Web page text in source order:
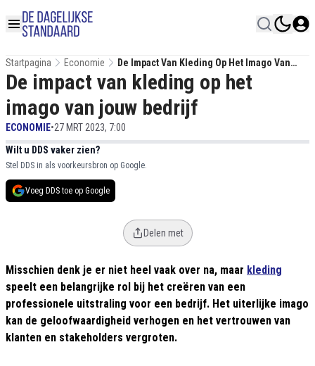
Startpagina Economie
De Impact Van Kleding Op Het Imago Van
Jouw Bedrijf
De impact van kleding op het
imago van jouw bedrijf
ECONOMIE•27 MRT 2023, 7:00
Wilt u DDS vaker zien?
Stel DDS in als voorkeursbron op Google.
Voeg DDS toe op Google
Delen met
Misschien denk je er niet heel vaak over na, maar kleding
speelt een belangrijke rol bij het creëren van een
professionele uitstraling voor een bedrijf. Het uiterlijke imago
kan de geloofwaardigheid verhogen en het vertrouwen van
klanten en stakeholders vergroten.